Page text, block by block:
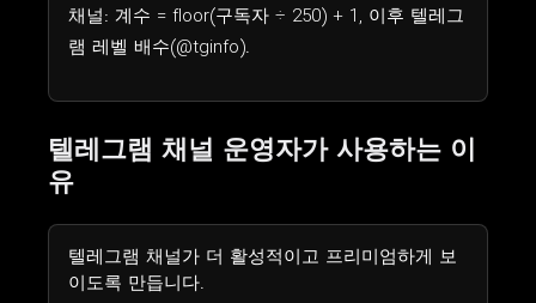
채널: 계수 = floor(구독자 ÷ 250) + 1, 이후 텔레그
램 레벨 배수(@tginfo).
텔레그램 채널 운영자가 사용하는 이
유
텔레그램 채널가 더 활성적이고 프리미엄하게 보
이도록 만듭니다.